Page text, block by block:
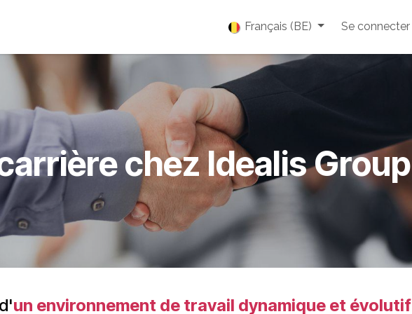
Français (BE) Se connecter
chezIdealis Group
un environnement de travail dynamique et évolutif